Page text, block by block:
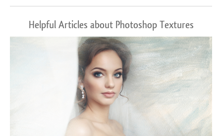
Helpful Articles about Photoshop Textures